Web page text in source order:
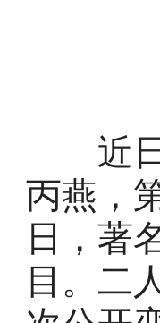
近日
丙燕，
日，著
目。二